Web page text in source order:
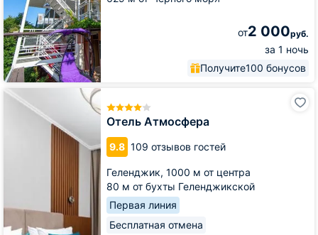
от2 000руб.
за 1 ночь
Получите100 бонусов
Отель Атмосфера
9.8 109 отзывов гостей
Геленджик, 1000 м от центра
80 м от бухты Геленджикской
Первая линия
Бесплатная отмена
Отель
Атмосфера